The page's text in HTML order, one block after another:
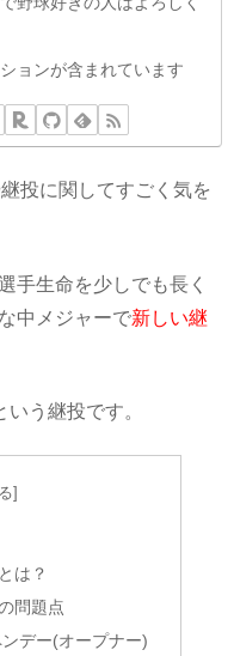
ョンが含まれています
投に関してすごく気を
手生命を少しでも長く
中メジャーで新しい継
いう継投です。
は？
問題点
デー(オープナー)